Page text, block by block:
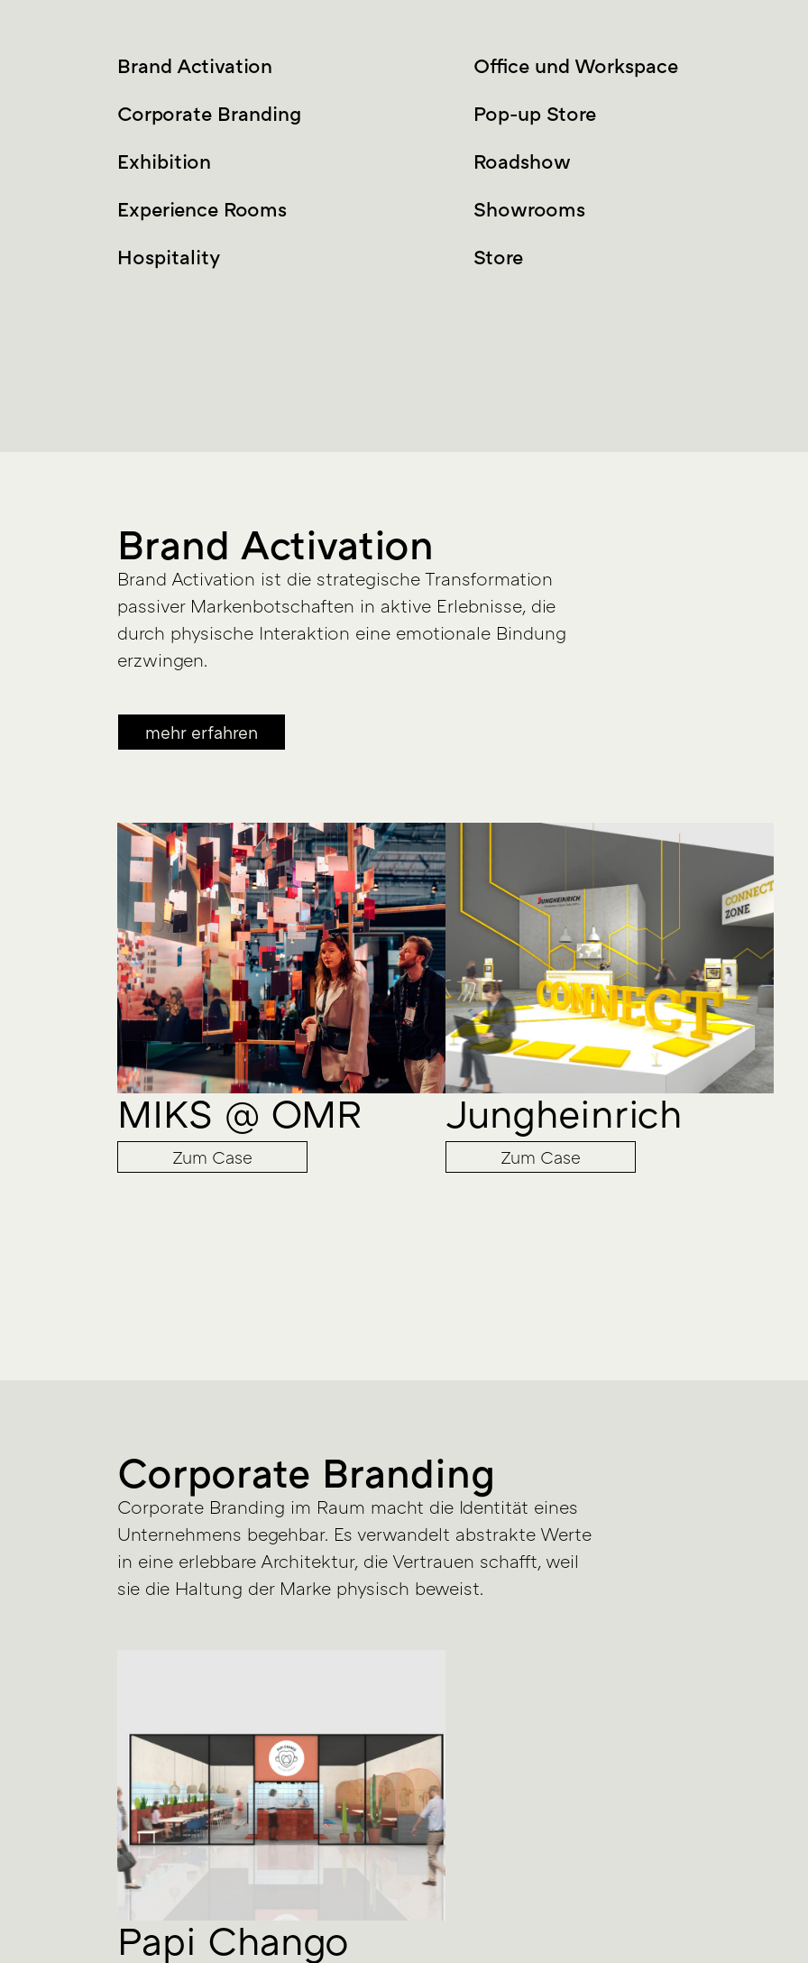
Brand Activation
Corporate Branding
Exhibition
Experience Rooms
Hospitality
Office und Workspace
Pop-up Store
Roadshow
Showrooms
Store
Brand Activation
Brand Activation ist die strategische Transformation
passiver Markenbotschaften in aktive Erlebnisse, die
durch physische Interaktion eine emotionale Bindung
erzwingen.
mehr erfahren
MIKS @ OMR
Zum Case
Jungheinrich
Zum Case
Corporate Branding
Corporate Branding im Raum macht die Identität eines
Unternehmens begehbar. Es verwandelt abstrakte Werte
in eine erlebbare Architektur, die Vertrauen schafft, weil
sie die Haltung der Marke physisch beweist.
Papi Chango